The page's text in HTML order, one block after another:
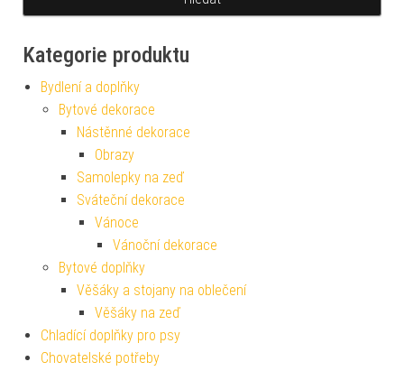
Kategorie produktu
Bydlení a doplňky
Bytové dekorace
Nástěnné dekorace
Obrazy
Samolepky na zeď
Sváteční dekorace
Vánoce
Vánoční dekorace
Bytové doplňky
Věšáky a stojany na oblečení
Věšáky na zeď
Chladící doplňky pro psy
Chovatelské potřeby